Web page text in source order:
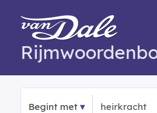
Begint met